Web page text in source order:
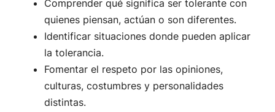
Comprender qué significa ser tolerante con
quienes piensan, actúan o son diferentes.
Identificar situaciones donde pueden aplicar
la tolerancia.
Fomentar el respeto por las opiniones,
culturas, costumbres y personalidades
distintas.